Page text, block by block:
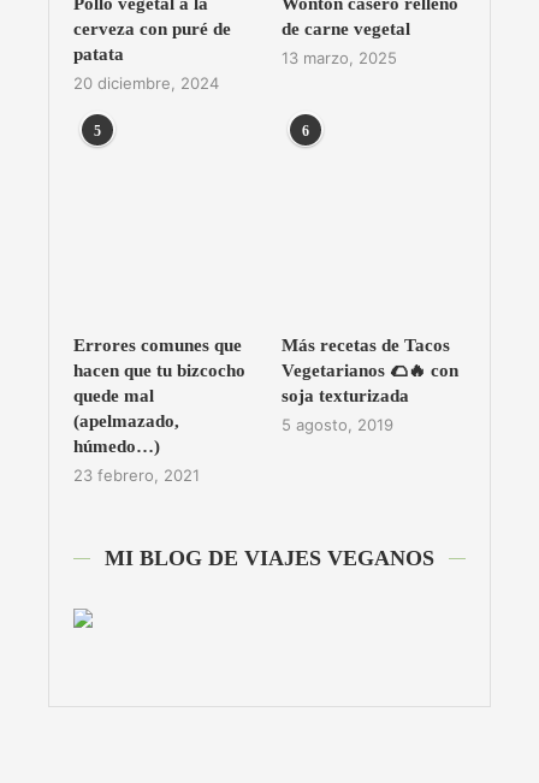
Pollo vegetal a la
cerveza con puré de
patata
20 diciembre, 2024
Wontón casero relleno
de carne vegetal
13 marzo, 2025
5
Errores comunes que
hacen que tu bizcocho
quede mal
(apelmazado,
húmedo…)
23 febrero, 2021
6
Más recetas de Tacos
Vegetarianos 🌮🔥 con
soja texturizada
5 agosto, 2019
MI BLOG DE VIAJES VEGANOS